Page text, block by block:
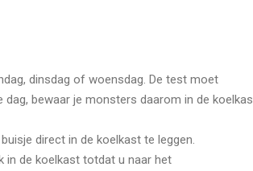
dinsdag of woensdag. De test moet
bewaar je monsters daarom in de
direct in de koelkast te leggen.
in de koelkast totdat u naar het